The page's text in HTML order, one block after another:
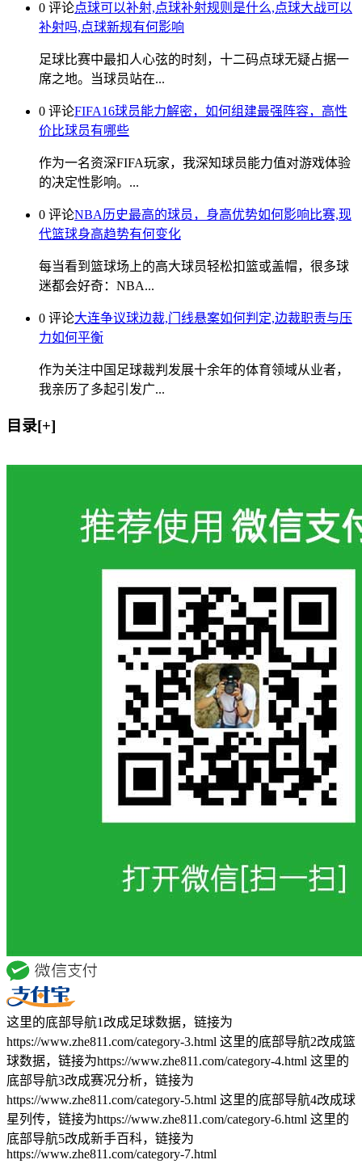
0 评论点球可以补射,点球补射规则是什么,点球大战可以
补射吗,点球新规有何影响
足球比赛中最扣人心弦的时刻，十二码点球无疑占据一
席之地。当球员站在...
0 评论FIFA16球员能力解密，如何组建最强阵容，高性
价比球员有哪些
作为一名资深FIFA玩家，我深知球员能力值对游戏体验
的决定性影响。...
0 评论NBA历史最高的球员，身高优势如何影响比赛,现
代篮球身高趋势有何变化
每当看到篮球场上的高大球员轻松扣篮或盖帽，很多球
迷都会好奇：NBA...
0 评论大连争议球边裁,门线悬案如何判定,边裁职责与压
力如何平衡
作为关注中国足球裁判发展十余年的体育领域从业者，
我亲历了多起引发广...
目录[+]
这里的底部导航1改成足球数据，链接为
https://www.zhe811.com/category-3.html 这里的底部导航2改成篮
球数据，链接为https://www.zhe811.com/category-4.html 这里的
底部导航3改成赛况分析，链接为
https://www.zhe811.com/category-5.html 这里的底部导航4改成球
星列传，链接为https://www.zhe811.com/category-6.html 这里的
底部导航5改成新手百科，链接为
https://www.zhe811.com/category-7.html